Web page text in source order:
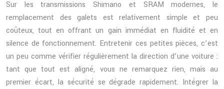
Sur les transmissions Shimano et SRAM modernes, le
remplacement des galets est relativement simple et peu
coûteux, tout en offrant un gain immédiat en fluidité et en
silence de fonctionnement. Entretenir ces petites pièces, c’est
un peu comme vérifier régulièrement la direction d’une voiture :
tant que tout est aligné, vous ne remarquez rien, mais au
premier écart, la sécurité se dégrade rapidement. Intégrer la